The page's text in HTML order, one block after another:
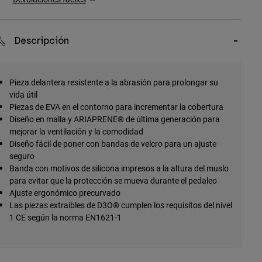
Descripción
Pieza delantera resistente a la abrasión para prolongar su
vida útil
Piezas de EVA en el contorno para incrementar la cobertura
Diseño en malla y ARIAPRENE® de última generación para
mejorar la ventilación y la comodidad
Diseño fácil de poner con bandas de velcro para un ajuste
seguro
Banda con motivos de silicona impresos a la altura del muslo
para evitar que la protección se mueva durante el pedaleo
Ajuste ergonómico precurvado
Las piezas extraíbles de D3O® cumplen los requisitos del nivel
1 CE según la norma EN1621-1